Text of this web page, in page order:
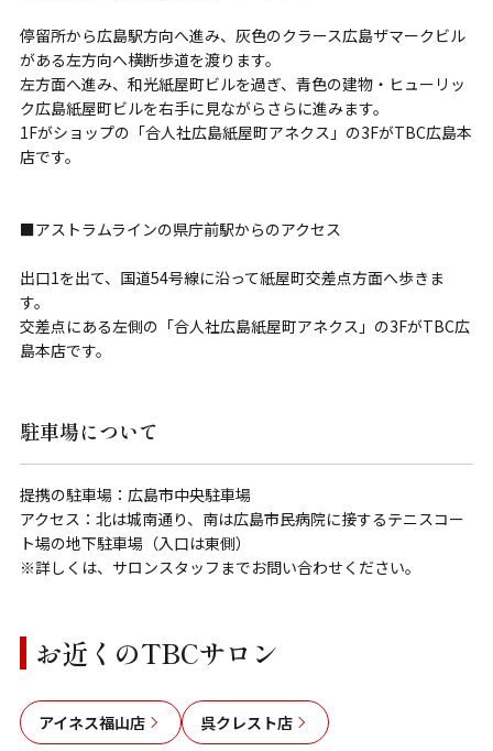
停留所から広島駅方向へ進み、灰色のクラース広島ザマークビル
がある左方向へ横断歩道を渡ります。
左方面へ進み、和光紙屋町ビルを過ぎ、青色の建物・ヒューリッ
ク広島紙屋町ビルを右手に見ながらさらに進みます。
1Fがショップの「合人社広島紙屋町アネクス」の3FがTBC広島本
店です。
■アストラムラインの県庁前駅からのアクセス
出口1を出て、国道54号線に沿って紙屋町交差点方面へ歩きま
す。
交差点にある左側の「合人社広島紙屋町アネクス」の3FがTBC広
島本店です。
駐車場について
提携の駐車場：広島市中央駐車場
アクセス：北は城南通り、南は広島市民病院に接するテニスコー
ト場の地下駐車場（入口は東側）
※詳しくは、サロンスタッフまでお問い合わせください。
お近くのTBCサロン
アイネス福山店 呉クレスト店